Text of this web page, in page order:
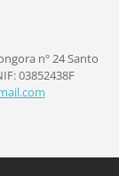
nº 24Santo
03852438F